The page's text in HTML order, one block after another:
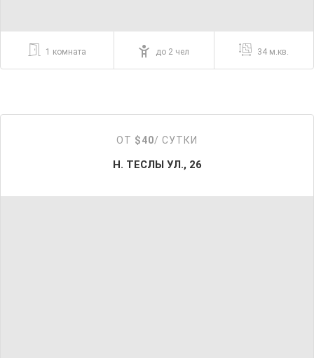
1 комната до 2 чел 34 м.кв.
ОТ $40/ СУТКИ
Н. ТЕСЛЫ УЛ., 26